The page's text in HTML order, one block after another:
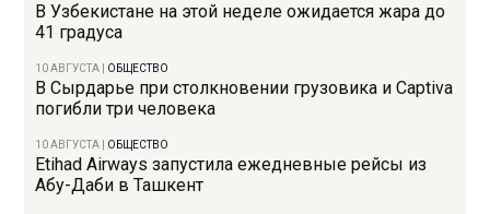
В Узбекистане на этой неделе ожидается жара до
41 градуса
10 АВГУСТА ОБЩЕСТВО
В Сырдарье при столкновении грузовика и Captiva
погибли три человека
10 АВГУСТА ОБЩЕСТВО
Etihad Airways запустила ежедневные рейсы из
Абу-Даби в Ташкент